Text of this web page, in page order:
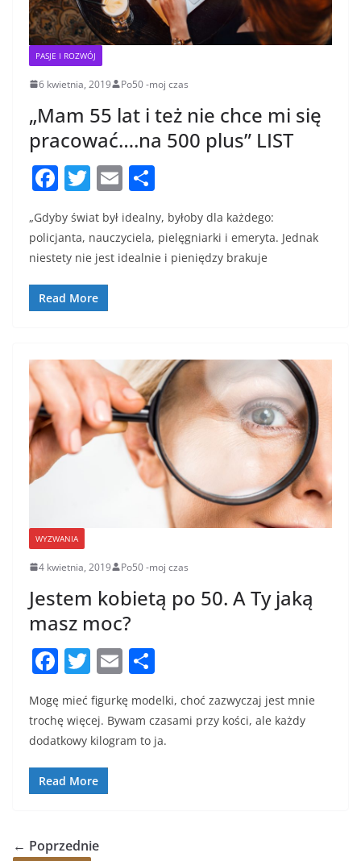
PASJE I ROZWÓJ
6 kwietnia, 2019 Po50 -moj czas
„Mam 55 lat i też nie chce mi się
pracować….na 500 plus” LIST
F
c
e
b
o
k
T
w
itt
er
E
m
ai
l
h
ar
e
„Gdyby świat był idealny, byłoby dla każdego:
policjanta, nauczyciela, pielęgniarki i emeryta. Jednak
niestety nie jest idealnie i pieniędzy brakuje
Read More
WYZWANIA
4 kwietnia, 2019 Po50 -moj czas
Jestem kobietą po 50. A Ty jaką
masz moc?
F
c
e
b
o
k
T
w
itt
er
E
ai
l
h
ar
e
Mogę mieć figurkę modelki, choć zazwyczaj jest mnie
trochę więcej. Bywam czasami przy kości, ale każdy
dodatkowy kilogram to ja.
Read More
← Poprzednie